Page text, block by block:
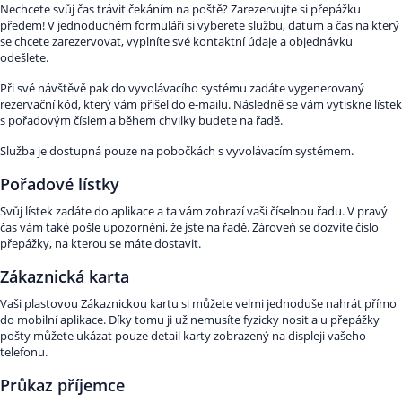
Nechcete svůj čas trávit čekáním na poště? Zarezervujte si přepážku
předem! V jednoduchém formuláři si vyberete službu, datum a čas na který
se chcete zarezervovat, vyplníte své kontaktní údaje a objednávku
odešlete.
Při své návštěvě pak do vyvolávacího systému zadáte vygenerovaný
rezervační kód, který vám přišel do e-mailu. Následně se vám vytiskne lístek
s pořadovým číslem a během chvilky budete na řadě.
Služba je dostupná pouze na pobočkách s vyvolávacím systémem.
Pořadové lístky
Svůj lístek zadáte do aplikace a ta vám zobrazí vaši číselnou řadu. V pravý
čas vám také pošle upozornění, že jste na řadě. Zároveň se dozvíte číslo
přepážky, na kterou se máte dostavit.
Zákaznická karta
Vaši plastovou Zákaznickou kartu si můžete velmi jednoduše nahrát přímo
do mobilní aplikace. Díky tomu ji už nemusíte fyzicky nosit a u přepážky
pošty můžete ukázat pouze detail karty zobrazený na displeji vašeho
telefonu.
Průkaz příjemce